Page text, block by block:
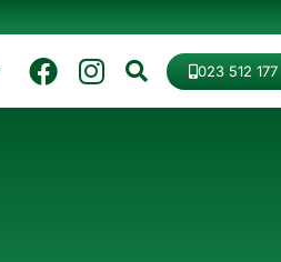
023 512 177